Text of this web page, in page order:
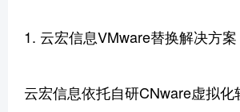
1. 云宏信息VMware替换解决方案
云宏信息依托自研CNware虚拟